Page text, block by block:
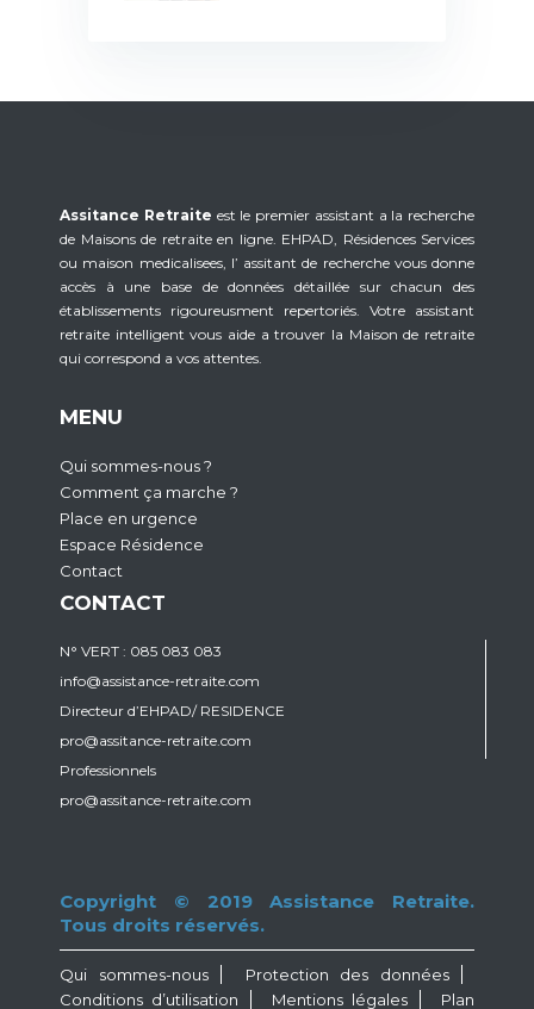
Assitance Retraite est le premier assistant a la recherche
de Maisons de retraite en ligne. EHPAD, Résidences Services
ou maison medicalisees, l’ assitant de recherche vous donne
accès à une base de données détaillée sur chacun des
établissements rigoureusment repertoriés. Votre assistant
retraite intelligent vous aide a trouver la Maison de retraite
qui correspond a vos attentes.
MENU
Qui sommes-nous ?
Comment ça marche ?
Place en urgence
Espace Résidence
Contact
CONTACT
N° VERT : 085 083 083
info@assistance-retraite.com
Directeur d’EHPAD/ RESIDENCE
pro@assitance-retraite.com
Professionnels
pro@assitance-retraite.com
Copyright © 2019 Assistance Retraite.
Tous droits réservés.
Qui sommes-nous
Protection des données
Conditions d’utilisation
Mentions légales Plan